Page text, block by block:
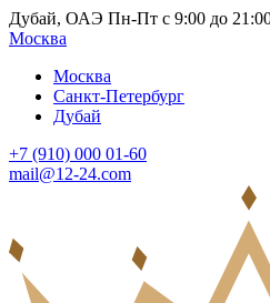
Дубай, ОАЭ Пн-Пт с 9:00 до
Москва
Москва
Санкт-Петербург
Дубай
+7 (910) 000 01-60
mail@12-24.com